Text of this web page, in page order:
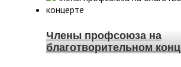
Члены профсоюза на
благотворительном